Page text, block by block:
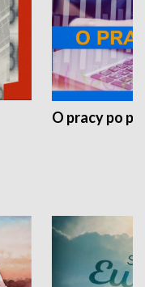
O pracy po